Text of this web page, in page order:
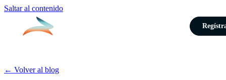
Saltar al contenido
← Volver al blog